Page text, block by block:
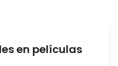
en películas